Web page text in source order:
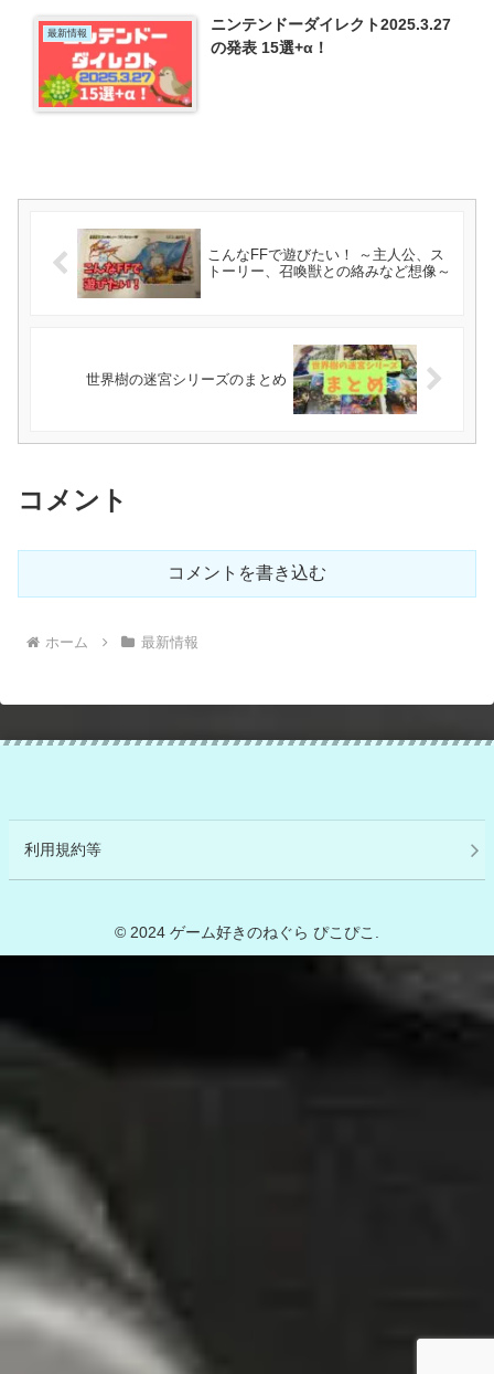
最新情報
ニンテンドーダイレクト2025.3.27
の発表 15選+α！
こんなFFで遊びたい！ ～主人公、ス
トーリー、召喚獣との絡みなど想像～
世界樹の迷宮シリーズのまとめ
コメント
コメントを書き込む
ホーム 最新情報
利用規約等
© 2024 ゲーム好きのねぐら ぴこぴこ.